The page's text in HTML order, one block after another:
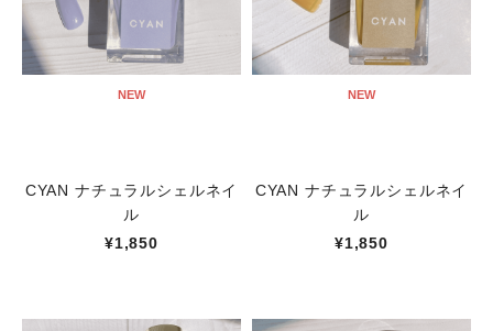
NEW
CYAN ナチュラルシェルネイ
ル
¥1,850
NEW
CYAN ナチュラルシェルネイ
ル
¥1,850